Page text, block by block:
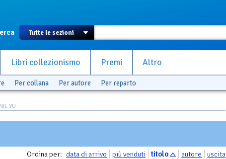
Libri collezionismo Premi Altro
Per collana Per autore Per reparto
YU
Ordina per: data di arrivo più venduti titolo autore uscita